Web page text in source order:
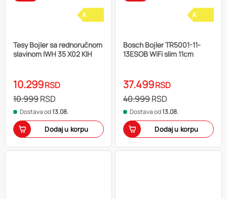
A
Tesy Bojler sa rednoručnom
slavinom IWH 35 X02 KIH
10.299RSD
10.999RSD
Dostava od13.08.
Dodaj u korpu
A
Bosch Bojler TR5001-11-
13ESOB WiFi slim 11cm
37.499RSD
40.999RSD
Dostava od13.08.
Dodaj u korpu